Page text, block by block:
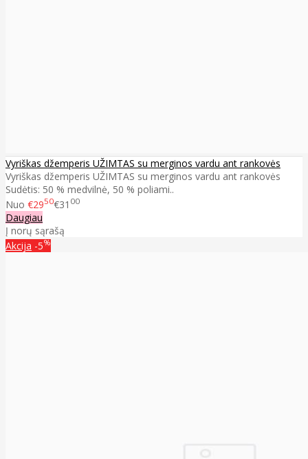
Vyriškas džemperis UŽIMTAS su merginos vardu ant rankovės
Vyriškas džemperis UŽIMTAS su merginos vardu ant rankovės
Sudėtis: 50 % medvilnė, 50 % poliami..
Nuo €2950€31 00
Daugiau
Į norų sąrašą
Akcija -5%